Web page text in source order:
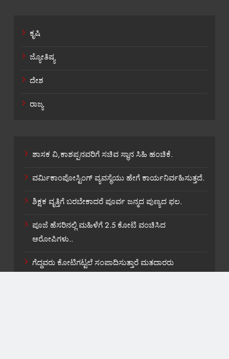
ಕೃಷಿ
ಜ್ಯೋತಿಷ್ಯ
ದೇಶ
ರಾಜ್ಯ
ಶಾಸಕ ವಿ,ಕಾಶಪ್ಪನವರಿಗೆ ಸಚಿವ ಸ್ಥಾನ ಸಿಹಿ ಹಂಚಿಕೆ.
ವರ್ಮಿಕಾಂಪೋಸ್ಟಿಂಗ್ ವ್ಯವಸ್ಥೆಯು ಹೇಗೆ ಕಾರ್ಯನಿರ್ವಹಿಸುತ್ತದೆ.
ಶಿಕ್ಷಕ ವೃತ್ತಿಗೆ ಬರಬೇಕಾದರೆ ಪೂರ್ವ ಜನ್ಮದ ಪುಣ್ಯದ ಫಲ.
ಪೂಜೆ ಹೆಸರಿನಲ್ಲಿ ಮಹಿಳೆಗೆ 2.5 ಕೋಟಿ ವಂಚಿಸಿದ
ಆರೋಪಿಗಳು..
ಗೆದ್ದವರು ಕೋಟಿಗಟ್ಟಲೆ ಸಂಪಾದಿಸುತ್ತಾರೆ ಮತದಾರರು